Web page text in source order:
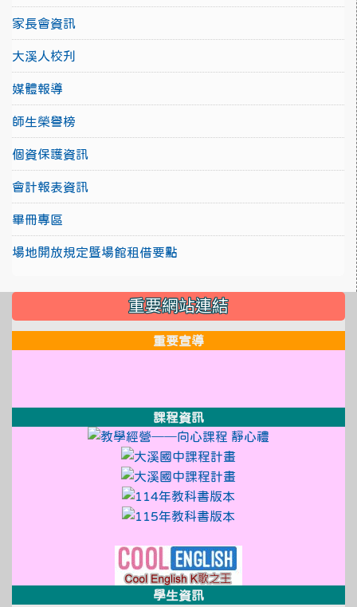
家長會資訊
大溪人校刋
媒體報導
師生榮譽榜
個資保護資訊
會計報表資訊
畢冊專區
場地開放規定暨場館租借要點
::: 重要網站連結
重要宣導
課程資訊
學生資訊